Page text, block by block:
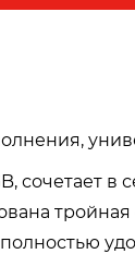
сочетает в
тройная